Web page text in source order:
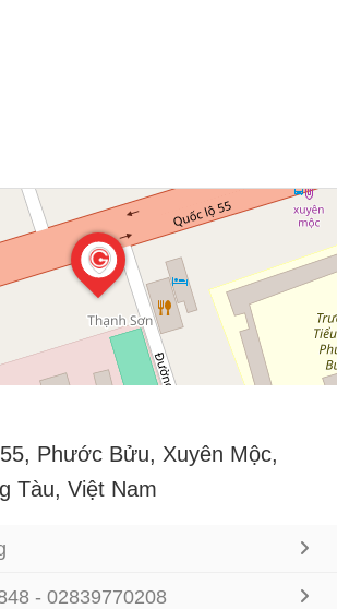
Phước Bửu, Xuyên Mộc,
Tàu, Việt Nam
- 02839770208